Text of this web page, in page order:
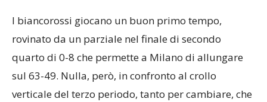
I biancorossi giocano un buon primo tempo,
rovinato da un parziale nel finale di secondo
quarto di 0-8 che permette a Milano di allungare
sul 63-49. Nulla, però, in confronto al crollo
verticale del terzo periodo, tanto per cambiare, che